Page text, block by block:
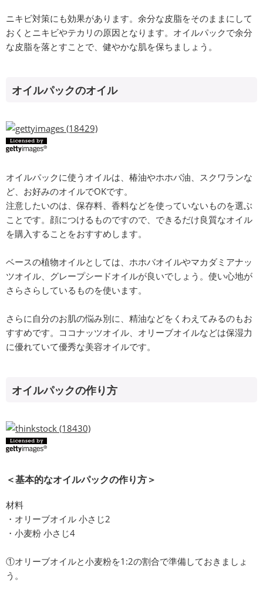
ニキビ対策にも効果があります。余分な皮脂をそのままにして
おくとニキビやテカリの原因となります。オイルパックで余分
な皮脂を落とすことで、健やかな肌を保ちましょう。
オイルパックのオイル
オイルパックに使うオイルは、椿油やホホバ油、スクワランな
ど、お好みのオイルでOKです。
注意したいのは、保存料、香料などを使っていないものを選ぶ
ことです。顔につけるものですので、できるだけ良質なオイル
を購入することをおすすめします。
ベースの植物オイルとしては、ホホバオイルやマカダミアナッ
ツオイル、グレープシードオイルが良いでしょう。使い心地が
さらさらしているものを使います。
さらに自分のお肌の悩み別に、精油などをくわえてみるのもお
すすめです。ココナッツオイル、オリーブオイルなどは保湿力
に優れていて優秀な美容オイルです。
オイルパックの作り方
＜基本的なオイルパックの作り方＞
材料
・オリーブオイル 小さじ2
・小麦粉 小さじ4
①オリーブオイルと小麦粉を1:2の割合で準備しておきましょ
う。